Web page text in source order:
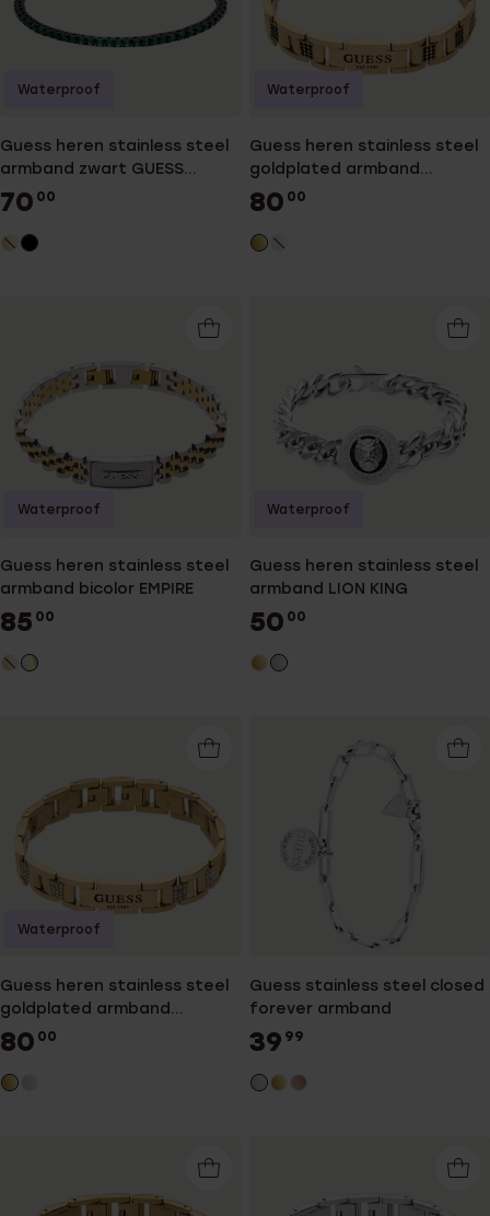
Guess heren stainless steel
armband zwart GUESS
ETERNITY
70 00
Waterproof
Guess heren stainless steel
goldplated armband
FRONTIERS
80 00
Waterproof
Guess heren stainless steel
armband bicolor EMPIRE
85 00
Waterproof
Guess heren stainless steel
armband LION KING
50 00
Waterproof
Guess heren stainless steel
goldplated armband
FRONTIERS
80 00
Waterproof
Guess stainless steel closed
forever armband
39 99